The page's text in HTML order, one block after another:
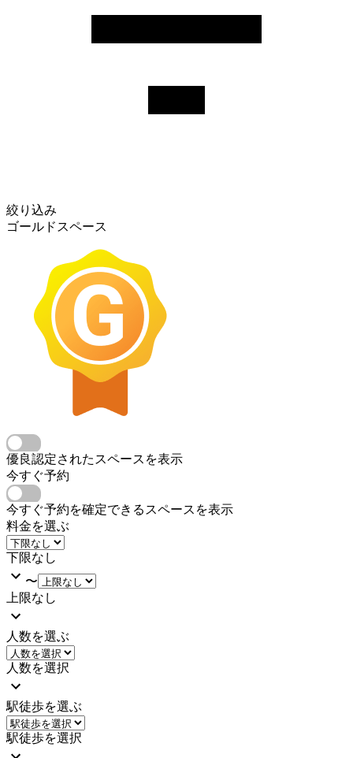
絞り込み
ゴールドスペース
優良認定されたスペースを表示
今すぐ予約
今すぐ予約を確定できるスペースを表示
料金を選ぶ
下限なし
〜
上限なし
人数を選ぶ
人数を選択
駅徒歩を選ぶ
駅徒歩を選択